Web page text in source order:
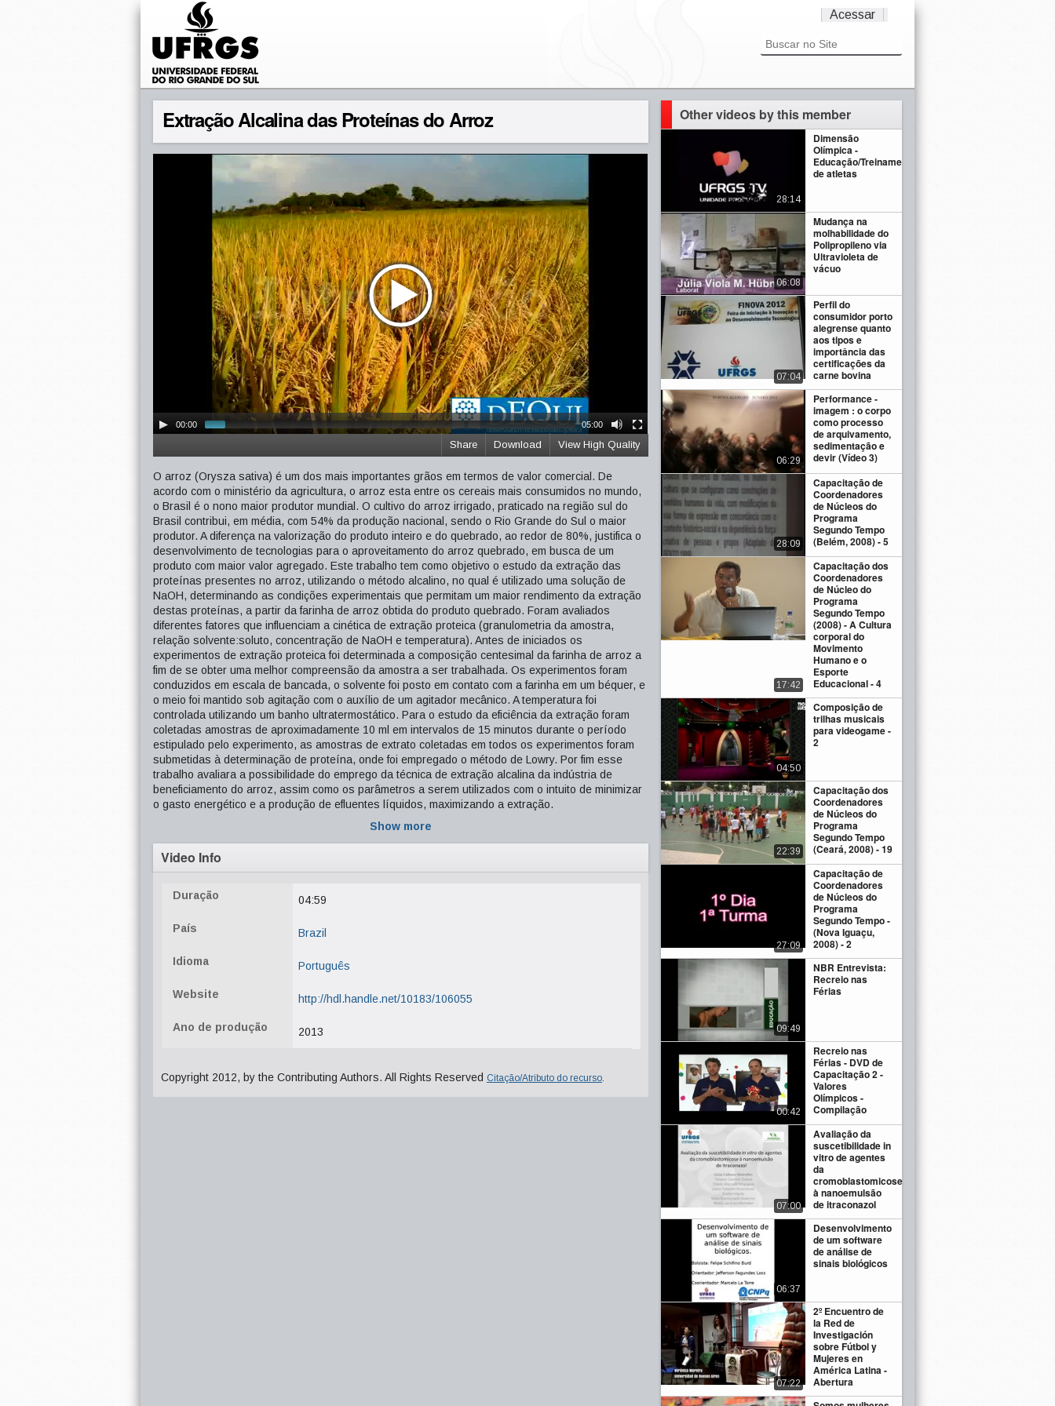
Acessar
Extração Alcalina das Proteínas do Arroz
00:00 05:00
View High Quality
Download
Share
O arroz (Orysza sativa) é um dos mais importantes grãos em termos de valor comercial. De
acordo com o ministério da agricultura, o arroz esta entre os cereais mais consumidos no mundo,
o Brasil é o nono maior produtor mundial. O cultivo do arroz irrigado, praticado na região sul do
Brasil contribui, em média, com 54% da produção nacional, sendo o Rio Grande do Sul o maior
produtor. A diferença na valorização do produto inteiro e do quebrado, ao redor de 80%, justifica o
desenvolvimento de tecnologias para o aproveitamento do arroz quebrado, em busca de um
produto com maior valor agregado. Este trabalho tem como objetivo o estudo da extração das
proteínas presentes no arroz, utilizando o método alcalino, no qual é utilizado uma solução de
NaOH, determinando as condições experimentais que permitam um maior rendimento da extração
destas proteínas, a partir da farinha de arroz obtida do produto quebrado. Foram avaliados
diferentes fatores que influenciam a cinética de extração proteica (granulometria da amostra,
relação solvente:soluto, concentração de NaOH e temperatura). Antes de iniciados os
experimentos de extração proteica foi determinada a composição centesimal da farinha de arroz a
fim de se obter uma melhor compreensão da amostra a ser trabalhada. Os experimentos foram
conduzidos em escala de bancada, o solvente foi posto em contato com a farinha em um béquer, e
o meio foi mantido sob agitação com o auxílio de um agitador mecânico. A temperatura foi
controlada utilizando um banho ultratermostático. Para o estudo da eficiência da extração foram
coletadas amostras de aproximadamente 10 ml em intervalos de 15 minutos durante o período
estipulado pelo experimento, as amostras de extrato coletadas em todos os experimentos foram
submetidas à determinação de proteína, onde foi empregado o método de Lowry. Por fim esse
trabalho avaliara a possibilidade do emprego da técnica de extração alcalina da indústria de
beneficiamento do arroz, assim como os parâmetros a serem utilizados com o intuito de minimizar
o gasto energético e a produção de efluentes líquidos, maximizando a extração.
Show more
Video Info
Duração 04:59
País Brazil
Idioma Português
Website http://hdl.handle.net/10183/106055
Ano de produção 2013
Copyright 2012, by the Contributing Authors. All Rights Reserved Citação/Atributo do recurso.
Other videos by this member
Dimensão
Olímpica -
Educação/Treinamento
de atletas
28:14
Mudança na
molhabilidade do
Polipropileno via
Ultravioleta de
vácuo
06:08
Perfil do
consumidor porto
alegrense quanto
aos tipos e
importância das
certificações da
carne bovina
07:04
Performance -
imagem : o corpo
como processo
de arquivamento,
sedimentação e
devir (Vídeo 3)
06:29
Capacitação de
Coordenadores
de Núcleos do
Programa
Segundo Tempo
(Belém, 2008) - 5
28:09
Capacitação dos
Coordenadores
de Núcleo do
Programa
Segundo Tempo
(2008) - A Cultura
corporal do
Movimento
Humano e o
Esporte
Educacional - 4
17:42
Composição de
trilhas musicais
para videogame -
2
04:50
Capacitação dos
Coordenadores
de Núcleos do
Programa
Segundo Tempo
(Ceará, 2008) - 19
22:39
Capacitação de
Coordenadores
de Núcleos do
Programa
Segundo Tempo -
(Nova Iguaçu,
2008) - 2
27:09
NBR Entrevista:
Recreio nas
Férias
09:49
Recreio nas
Férias - DVD de
Capacitação 2 -
Valores
Olímpicos -
Compilação
00:42
Avaliação da
suscetibilidade in
vitro de agentes
da
cromoblastomicose
à nanoemulsão
de itraconazol
07:00
Desenvolvimento
de um software
de análise de
sinais biológicos
06:37
2º Encuentro de
la Red de
Investigación
sobre Fútbol y
Mujeres en
América Latina -
Abertura
07:22